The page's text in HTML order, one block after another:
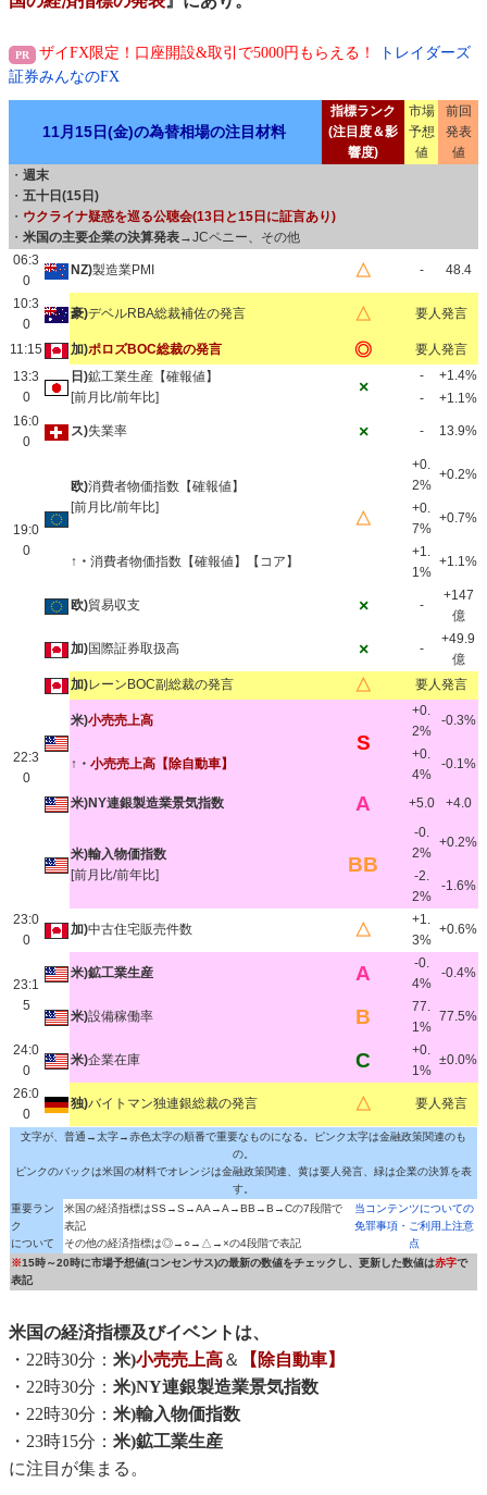
ザイFX限定！口座開設&取引で5000円もらえる！
トレイダーズ
証券みんなのFX
11月15日(金)の為替相場の注目材料
指標ランク
(注目度＆影
響度)
市場
予想
値
前回
発表
値
・ 週末
・ 五十日(15日)
・ ウクライナ疑惑を巡る公聴会(13日と15日に証言あり)
・ 米国の主要企業の決算発表→JCペニー、その他
06:3
0
NZ)製造業PMI △ - 48.4
10:3
0
豪)デベルRBA総裁補佐の発言 △ 要人発言
11:15 加)ポロズBOC総裁の発言 ◎
要人発言
13:3
0
日)鉱工業生産【確報値】
[前月比/前年比]
×
-
+1.4%
-
+1.1%
16:0
0
ス)失業率 × - 13.9%
19:0
0
欧)消費者物価指数【確報値】
[前月比/前年比]
△
+0.
2%
+0.2%
+0.
7%
+0.7%
↑・ 消費者物価指数【確報値】【コア】
+1.
1%
+1.1%
欧)貿易収支 × -
+147
億
22:3
0
加)国際証券取扱高 × -
+49.9
億
加)レーンBOC副総裁の発言 △ 要人発言
米)小売売上高
S
+0.
2%
-0.3%
↑・ 小売売上高【除自動車】
+0.
4%
-0.1%
米)NY連銀製造業景気指数 A +5.0 +4.0
米)輸入物価指数
[前月比/前年比]
BB
-0.
2%
+0.2%
-2.
2%
-1.6%
23:0
0
加)中古住宅販売件数 △
+1.
3%
+0.6%
23:1
5
米)鉱工業生産 A
-0.
4%
-0.4%
米)設備稼働率 B
77.
1%
77.5%
24:0
0
米)企業在庫 C
+0.
1%
±0.0%
26:0
0
独)バイトマン独連銀総裁の発言 △ 要人発言
文字が、普通→太字→赤色太字の順番で重要なものになる。ピンク太字は金融政策関連のも
の。
ピンクのバックは米国の材料でオレンジは金融政策関連、黄は要人発言、緑は企業の決算を表
す。
重要ラン
ク
について
米国の経済指標はSS→S→AA→A→BB→B→Cの7段階で
表記
その他の経済指標は◎→○→△→×の4段階で表記
当コンテンツについての
免罪事項・ご利用上注意
点
※15時～20時に市場予想値(コンセンサス)の最新の数値をチェックし、更新した数値は赤字で
表記
米国の経済指標及びイベントは、
・22時30分： 米)小売売上高＆
【除自動車】
・22時30分： 米)NY連銀製造業景気指数
・22時30分： 米)輸入物価指数
・23時15分： 米)鉱工業生産
に注目が集まる。